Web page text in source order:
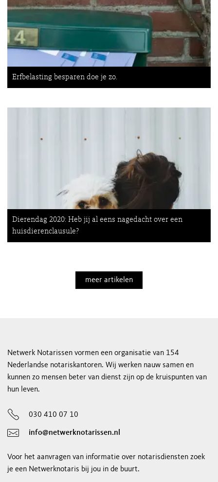
Erfbelasting besparen doe je zo.
Dierendag 2020: Heb jij al eens nagedacht over een
huisdierenclausule?
meer artikelen
Netwerk Notarissen vormen een organisatie van 154
Nederlandse notariskantoren. Wij werken nauw samen en
kunnen zo mensen beter van dienst zijn op de kruispunten van
hun leven.
030 410 07 10
info@netwerknotarissen.nl
Voor het aanvragen van informatie over notarisdiensten zoek
je een Netwerknotaris bij jou in de buurt.